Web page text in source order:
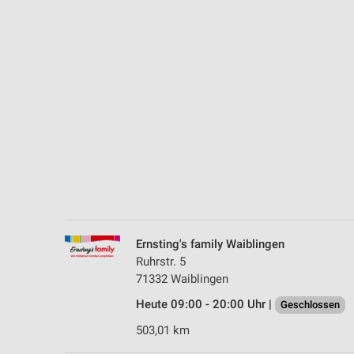
Ernsting's family Waiblingen
Ruhrstr. 5
71332 Waiblingen
Heute 09:00 - 20:00 Uhr |
Geschlossen
503,01 km
Notwendig